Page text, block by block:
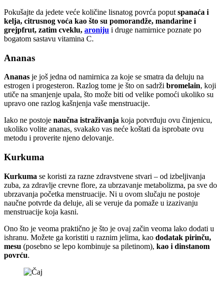
Pokušajte da jedete veće količine lisnatog povrća poput spanaća i
kelja, citrusnog voća kao što su pomorandže, mandarine i
grejpfrut, zatim cveklu, aroniju i druge namirnice poznate po
bogatom sastavu vitamina C.
Ananas
Ananas je još jedna od namirnica za koje se smatra da deluju na
estrogen i progesteron. Razlog tome je što on sadrži bromelain, koji
utiče na smanjenje upala, što može biti od velike pomoći ukoliko su
upravo one razlog kašnjenja vaše menstruacije.
Iako ne postoje naučna istraživanja koja potvrđuju ovu činjenicu,
ukoliko volite ananas, svakako vas neće koštati da isprobate ovu
metodu i proverite njeno delovanje.
Kurkuma
Kurkuma se koristi za razne zdravstvene stvari – od izbeljivanja
zuba, za zdravlje crevne flore, za ubrzavanje metabolizma, pa sve do
ubrzavanja početka menstruacije. Ni u ovom slučaju ne postoje
naučne potvrde da deluje, ali se veruje da pomaže u izazivanju
menstruacije koja kasni.
Ono što je veoma praktično je što je ovaj začin veoma lako dodati u
ishranu. Možete ga koristiti u raznim jelima, kao dodatak pirinču,
mesu (posebno se lepo kombinuje sa piletinom), kao i dinstanom
povrću.